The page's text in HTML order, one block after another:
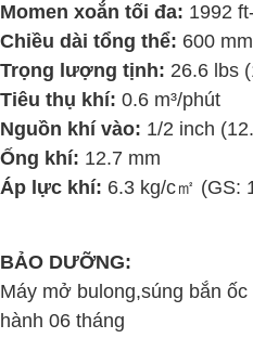
Momen xoắn tối đa: 1992
Chiều dài tổng thể: 600 mm
Trọng lượng tịnh: 26.6 lbs
Tiêu thụ khí: 0.6 m³/phút
Nguồn khí vào: 1/2 inch
Ống khí: 12.7 mm
Áp lực khí: 6.3 kg/c㎡ (GS:
BẢO DƯỠNG:
Máy mở bulong,súng bắn
hành 06 tháng